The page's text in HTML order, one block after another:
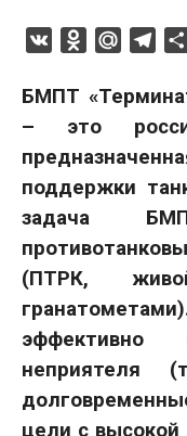
VK Mail.Ru
БМПТ
– это
поддержки
задача
(ПТРК,
эффективно
неприятеля
цели с